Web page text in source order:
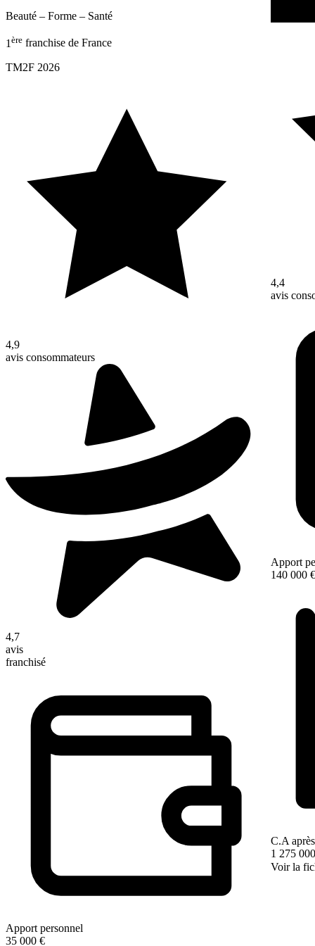
Beauté – Forme – Santé
1 ère franchise de France
TM2F 2026
4,9
avis consommateurs
4,7
avis
franchisé
Apport personnel
35 000 €
4,4
avis
Apport
140 000 €
C.A
1 275
Voir la